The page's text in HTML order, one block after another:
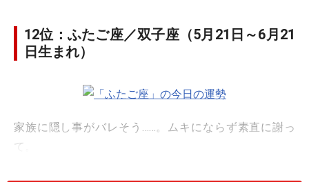
12位：ふたご座／双子座（5月21日～6月21
日生まれ）
家族に隠し事がバレそう……。ムキにならず素直に謝っ
て。